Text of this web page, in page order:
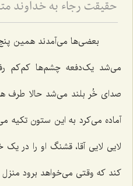
حقیقت رجاء به خداوند
بعضی‌ها می‌آمدند همین
می‌شد یک‌دفعه چشم‌ها کم‌کم
صدای خُر بلند می‌شد حالا طرف
آماده می‌کرد به این ستون تکیه
لایی لایی آقا، قشنگ او را در
کند که وقتی می‌خواهد برود